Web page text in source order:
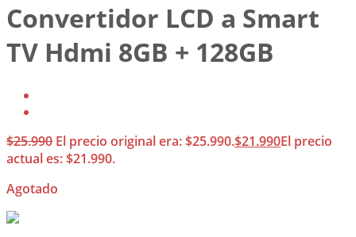
Convertidor LCD a Smart
TV Hdmi 8GB + 128GB
$25.990 El precio original era: $25.990.$21.990El precio
actual es: $21.990.
Agotado